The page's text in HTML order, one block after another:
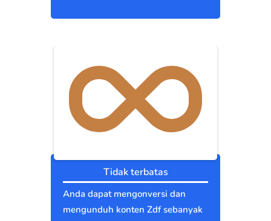
Tidak terbatas
Anda dapat mengonversi dan
mengunduh konten Zdf sebanyak